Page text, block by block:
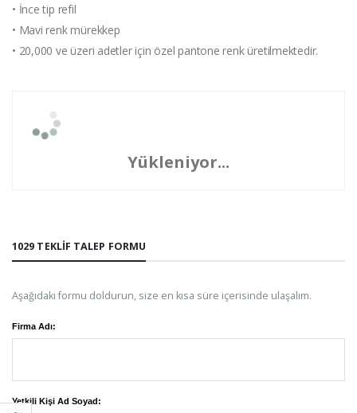
• İnce tip refil
• Mavi renk mürekkep
• 20,000 ve üzeri adetler için özel pantone renk üretilmektedir.
Yükleniyor...
1029 TEKLIF TALEP FORMU
Aşağıdaki formu doldurun, size en kısa süre içerisinde ulaşalım.
Firma Adı:
Yetkili Kişi Ad Soyad: